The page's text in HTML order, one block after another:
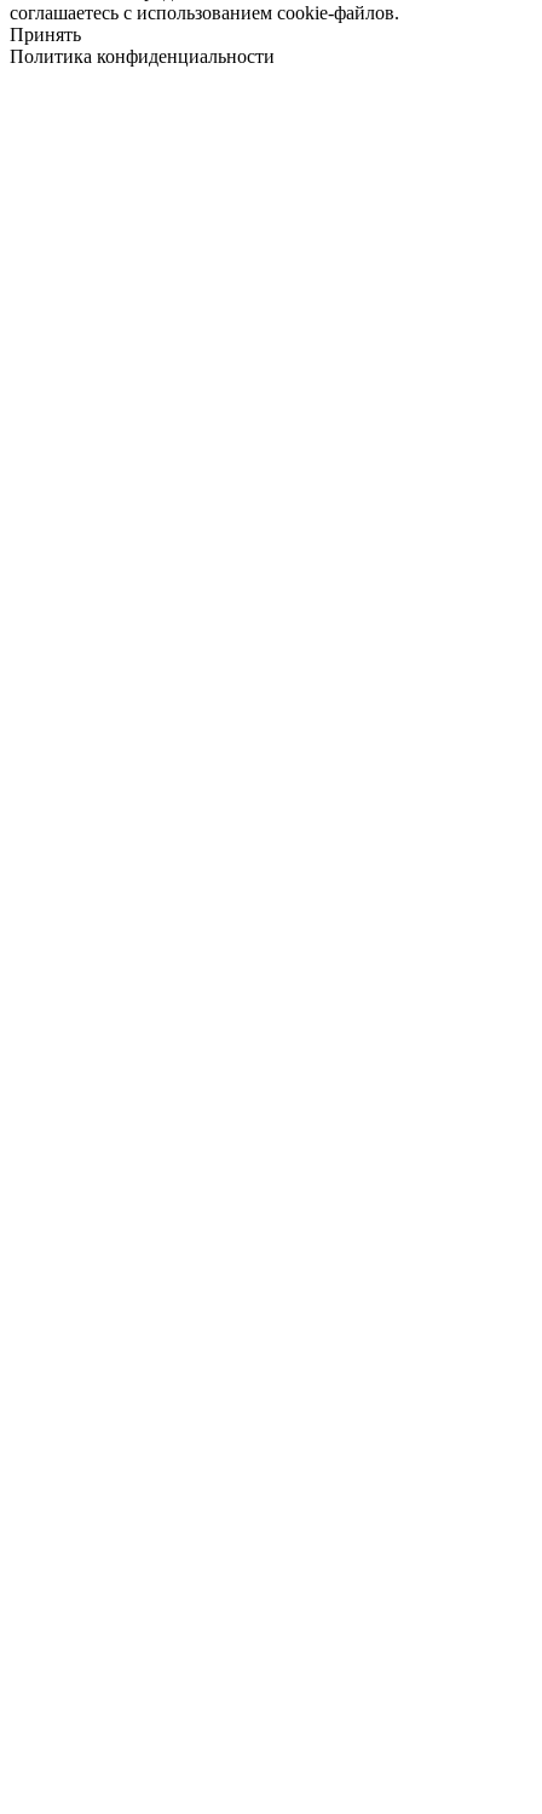
соглашаетесь с использованием cookie-файлов.
Принять
Политика конфиденциальности